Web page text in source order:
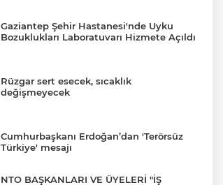
Gaziantep Şehir Hastanesi'nde Uyku
Bozuklukları Laboratuvarı Hizmete Açıldı
Rüzgar sert esecek, sıcaklık
değişmeyecek
Cumhurbaşkanı Erdoğan’dan 'Terörsüz
Türkiye' mesajı
NTO BAŞKANLARI VE ÜYELERİ "İŞ